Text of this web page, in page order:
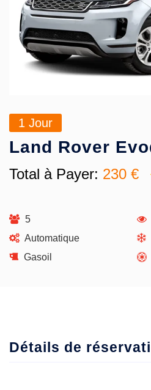
1 Jour
Land Rover
Total à Payer: 230 €
5
Automatique
Gasoil
Détails de